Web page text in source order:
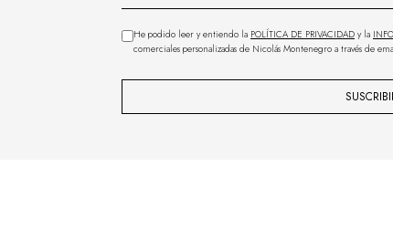
He podido leer y entiendo la POLÍTICA DE PRIVACIDAD y la
comerciales personalizadas de Nicolás Montenegro a través de